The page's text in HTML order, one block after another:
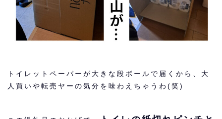
トイレットペーパーが大きな段ボールで届くから、大
人買いや転売ヤーの気分を味わえちゃうわ(笑)